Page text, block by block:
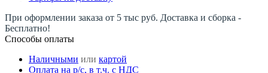
При оформлении заказа от 5 тыс руб. Доставка и сборка -
Бесплатно!
Способы оплаты
Наличными или картой
Оплата на р/c, в т.ч. с НДС